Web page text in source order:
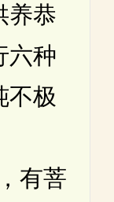
养恭
六种
不极
有菩